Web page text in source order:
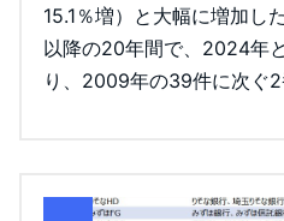
15.1％増）と大幅に増加し
以降の20年間で、2024年
り、2009年の39件に次ぐ2